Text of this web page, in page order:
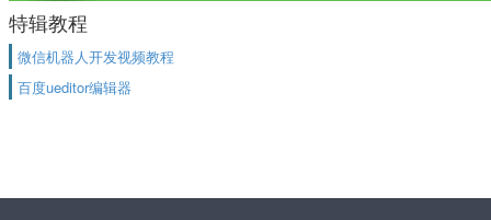
特辑教程
微信机器人开发视频教程
百度ueditor编辑器